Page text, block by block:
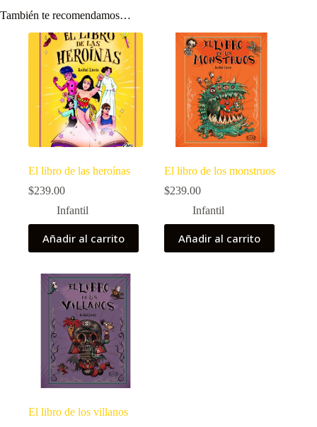
También te recomendamos…
El libro de las heroínas
$239.00
Infantil
Añadir al carrito
El libro de los monstruos
$239.00
Infantil
Añadir al carrito
El libro de los villanos